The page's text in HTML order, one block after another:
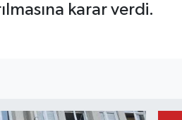
karar verdi.